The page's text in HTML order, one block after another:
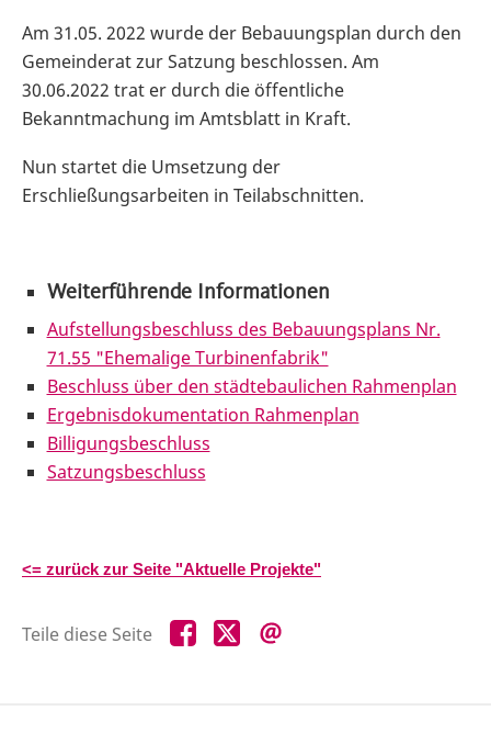
Am 31.05. 2022 wurde der Bebauungsplan durch den
Gemeinderat zur Satzung beschlossen. Am
30.06.2022 trat er durch die öffentliche
Bekanntmachung im Amtsblatt in Kraft.
Nun startet die Umsetzung der
Erschließungsarbeiten in Teilabschnitten.
Weiterführende Informationen
Aufstellungsbeschluss des Bebauungsplans Nr.
71.55 "Ehemalige Turbinenfabrik"
Beschluss über den städtebaulichen Rahmenplan
Ergebnisdokumentation Rahmenplan
Billigungsbeschluss
Satzungsbeschluss
<= zurück zur Seite "Aktuelle Projekte"
Teile diese Seite Teile
diese
Teile
diese